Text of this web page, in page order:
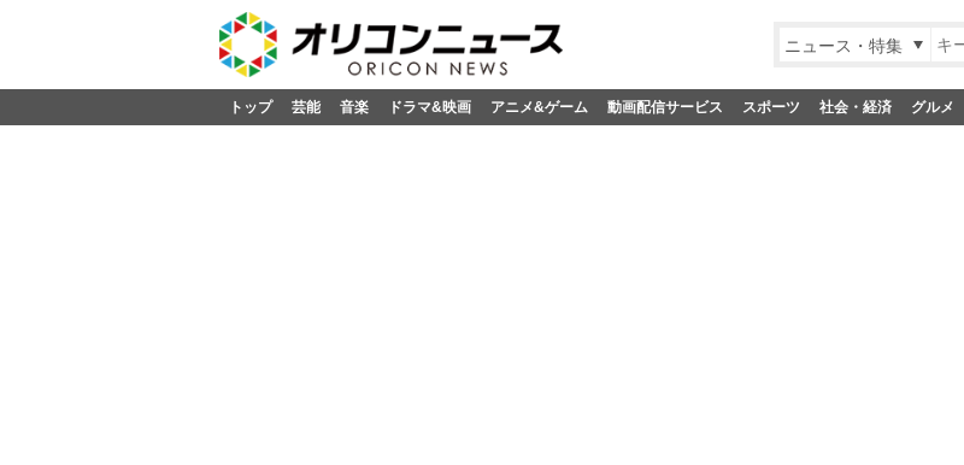
ニュース・特集
トップ 芸能 音楽 ドラマ&映画 アニメ&ゲーム 動画配信サービス スポーツ 社会・経済 グルメ